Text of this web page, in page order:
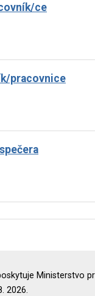
ce
pracovnice
Ministerstvo
2026.